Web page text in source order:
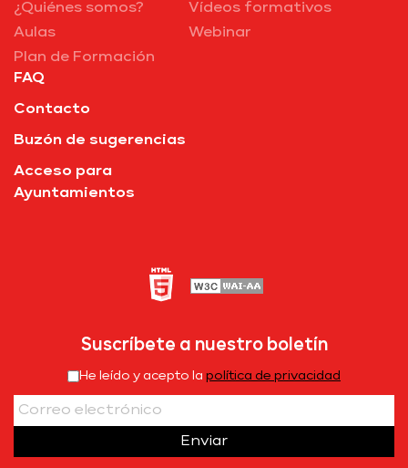
¿Quiénes somos?
Aulas
Plan de Formación
Vídeos formativos
Webinar
FAQ
Contacto
Buzón de sugerencias
Acceso para
Ayuntamientos
Suscríbete a nuestro boletín
He leído y acepto la política de privacidad
Enviar